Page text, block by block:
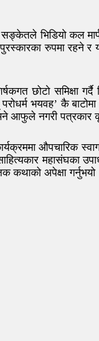
सङ्केतले भिडियो
रुपमा रहने र
छोटो
भयवह’ कै
नगरी पत्रकार
औपचारिक
कथाको अपेक्षा गर्नुभयो